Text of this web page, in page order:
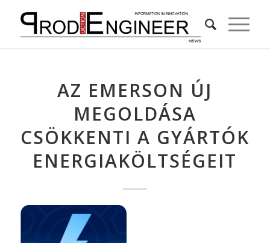
AZ EMERSON ÚJ
MEGOLDÁSA
CSÖKKENTI A GYÁRTÓK
ENERGIAKÖLTSÉGEIT